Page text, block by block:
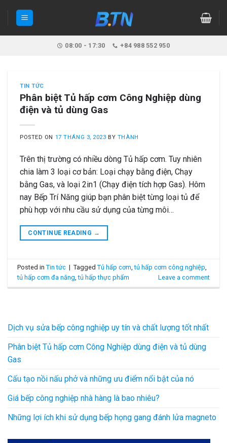
08:00 - 17:30 +84 988 552 950
TIN TỨC
Phân biệt Tủ hấp cơm Công Nghiệp dùng
điện và tủ dùng Gas
POSTED ON 17 THÁNG 3, 2023 BY THÀNH
Trên thị trường có nhiều dòng Tủ hấp cơm. Tuy nhiên
chia làm 3 loại cơ bản: Loại chạy bằng điện, Chạy
bằng Gas, và loại 2in1 (Chạy điện tích hợp Gas). Hôm
nay Bếp Trí Năng giúp bạn phân biệt từng loại tủ để
phù hợp với nhu cầu sử dụng của từng môi…
CONTINUE READING →
Posted inTin tức | TaggedTủ hấp cơm ,tủ hấp cơm công nghiệp
tủ hấp cơm đa năng ,tủ hấp thực phẩm Leave a comment
Dịch vụ sửa bếp công nghiệp uy tín và chất lượng tốt nhất
Phân biệt Tủ hấp cơm Công Nghiệp dùng điện và tủ dùng
Gas
Cấu tạo nồi nấu phở và những ưu điểm nổi bật của nó
Giá bếp công nghiệp nhà hàng là bao nhiêu?
Những lợi ích khi sử dụng bếp họng gang đánh lửa magneto